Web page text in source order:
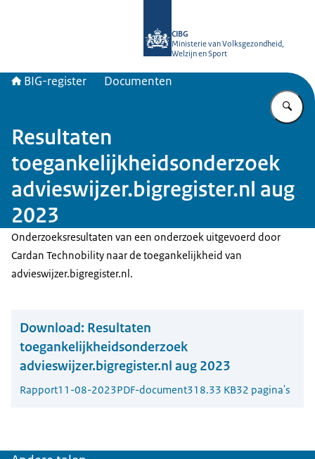
CIBG
Ministerie van Volksgezondheid,
Welzijn en Sport
BIG-register Documenten
Resultaten
toegankelijkheidsonderzoek
advieswijzer.bigregister.nl aug
2023
Onderzoeksresultaten van een onderzoek uitgevoerd door
Cardan Technobility naar de toegankelijkheid van
advieswijzer.bigregister.nl.
Download: Resultaten
toegankelijkheidsonderzoek
advieswijzer.bigregister.nl aug 2023
Rapport11-08-2023PDF-document318.33 KB32 pagina's